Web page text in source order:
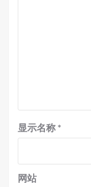
显示名称 *
网站